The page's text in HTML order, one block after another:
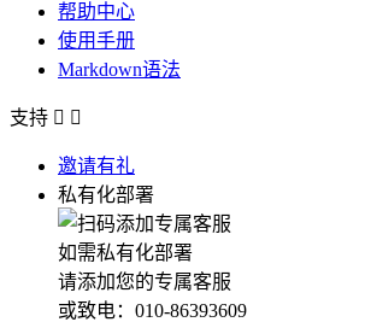
帮助中心
使用手册
Markdown语法
支持  
邀请有礼
私有化部署
如需私有化部署
请添加您的专属客服
或致电：010-86393609